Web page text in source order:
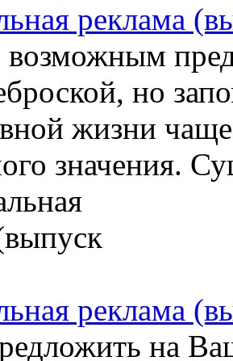
реклама
возможным
но
жизни
значения.
реклама
на